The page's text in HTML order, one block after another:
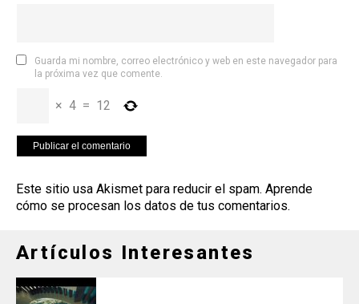
Guarda mi nombre, correo electrónico y web en este navegador para
la próxima vez que comente.
× 4 = 12
Este sitio usa Akismet para reducir el spam. Aprende
cómo se procesan los datos de tus comentarios.
Artículos Interesantes